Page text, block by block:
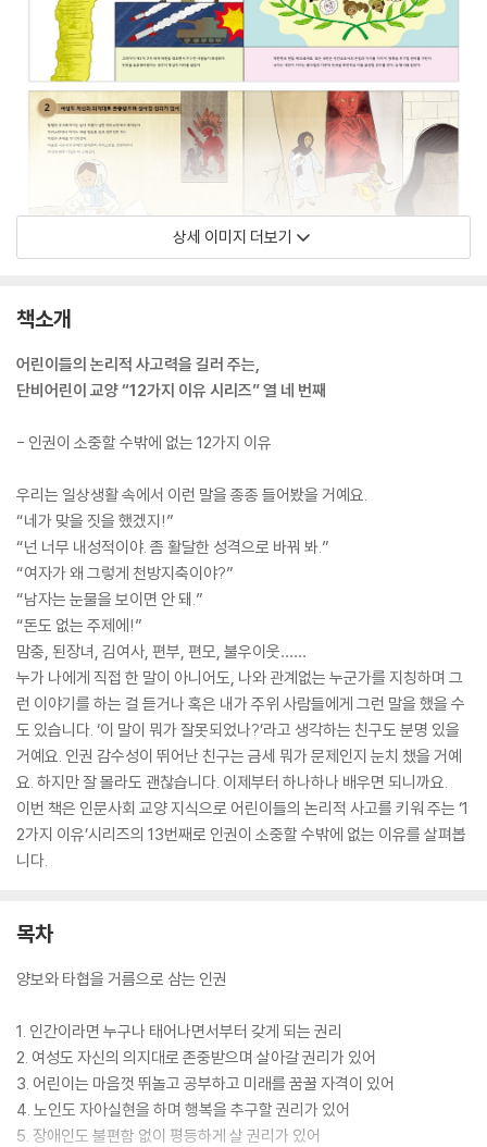
상세 이미지 더보기
책소개
어린이들의 논리적 사고력을 길러 주는,
단비어린이 교양 “12가지 이유 시리즈” 열 네 번째
- 인권이 소중할 수밖에 없는 12가지 이유
우리는 일상생활 속에서 이런 말을 종종 들어봤을 거예요.
“네가 맞을 짓을 했겠지!”
“넌 너무 내성적이야. 좀 활달한 성격으로 바꿔 봐.”
“여자가 왜 그렇게 천방지축이야?”
“남자는 눈물을 보이면 안 돼.”
“돈도 없는 주제에!”
맘충, 된장녀, 김여사, 편부, 편모, 불우이웃……
누가 나에게 직접 한 말이 아니어도, 나와 관계없는 누군가를 지칭하며 그
런 이야기를 하는 걸 듣거나 혹은 내가 주위 사람들에게 그런 말을 했을 수
도 있습니다. ‘이 말이 뭐가 잘못되었나?’라고 생각하는 친구도 분명 있을
거예요. 인권 감수성이 뛰어난 친구는 금세 뭐가 문제인지 눈치 챘을 거예
요. 하지만 잘 몰라도 괜찮습니다. 이제부터 하나하나 배우면 되니까요.
이번 책은 인문사회 교양 지식으로 어린이들의 논리적 사고를 키워 주는 ‘1
2가지 이유’시리즈의 13번째로 인권이 소중할 수밖에 없는 이유를 살펴봅
니다.
목차
양보와 타협을 거름으로 삼는 인권
1. 인간이라면 누구나 태어나면서부터 갖게 되는 권리
2. 여성도 자신의 의지대로 존중받으며 살아갈 권리가 있어
3. 어린이는 마음껏 뛰놀고 공부하고 미래를 꿈꿀 자격이 있어
4. 노인도 자아실현을 하며 행복을 추구할 권리가 있어
5. 장애인도 불편함 없이 평등하게 살 권리가 있어